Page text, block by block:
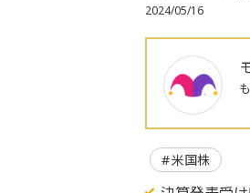
2024/05/16
米国株